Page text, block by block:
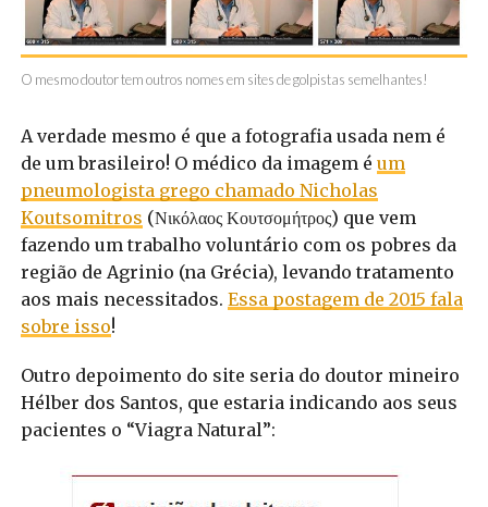
O mesmo doutor tem outros nomes em sites de golpistas semelhantes!
A verdade mesmo é que a fotografia usada nem é
de um brasileiro! O médico da imagem é um
pneumologista grego chamado Nicholas
Koutsomitros (Νικόλαος Κουτσομήτρος) que vem
fazendo um trabalho voluntário com os pobres da
região de Agrinio (na Grécia), levando tratamento
aos mais necessitados. Essa postagem de 2015 fala
sobre isso!
Outro depoimento do site seria do doutor mineiro
Hélber dos Santos, que estaria indicando aos seus
pacientes o “Viagra Natural”: